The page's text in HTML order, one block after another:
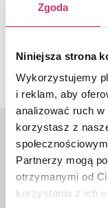
Zgoda
Niniejsza strona
Wykorzystujemy
i reklam, aby
analizować ruch
korzystasz z
Partnerzy mogą
otrzymanymi od
korzystania z ich
Rozmiar
Przed zakupem
homologowany
Zestaw kół